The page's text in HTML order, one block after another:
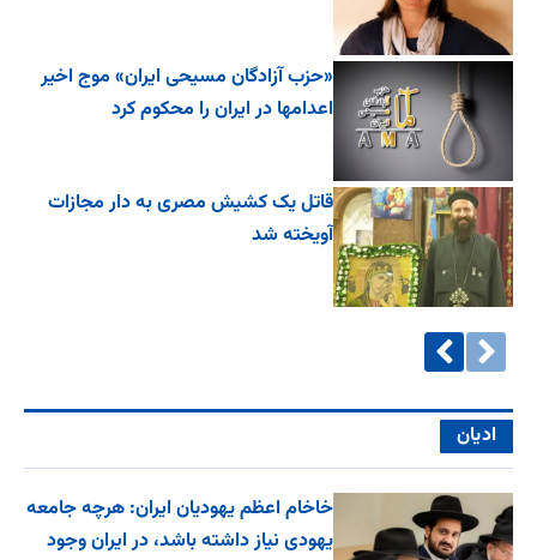
«حزب آزادگان مسیحی ایران» موج اخیر
اعدامها در ایران را محکوم کرد
قاتل یک کشیش مصری به دار مجازات
آویخته شد
ادیان
خاخام اعظم یهودیان ایران: هرچه جامعه
یهودی نیاز داشته باشد، در ایران وجود